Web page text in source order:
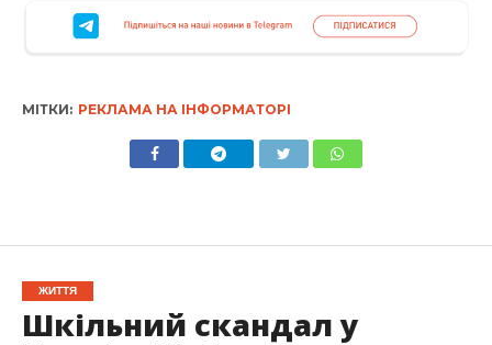
МІТКИ: РЕКЛАМА НА ІНФОРМАТОРІ
ЖИТТЯ
Шкільний скандал у